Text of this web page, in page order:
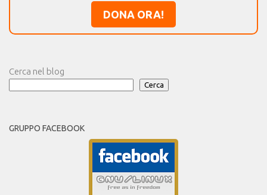
DONA ORA!
Cerca nel blog
Cerca
GRUPPO FACEBOOK